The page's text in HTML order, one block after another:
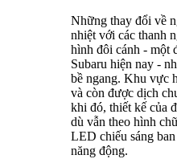
Những thay đổi về
nhiệt với các thanh
hình đôi cánh - một
Subaru hiện nay -
bề ngang. Khu vực
và còn được dịch
khi đó, thiết kế của
dù vẫn theo hình
LED chiếu sáng
năng động.